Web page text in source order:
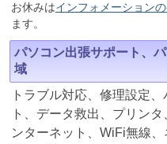
お休みはインフォメーション
ます。
パソコン出張サポート、
域
トラブル対応、修理設定
ト、データ救出、プリン
ンターネット、WiFi無線